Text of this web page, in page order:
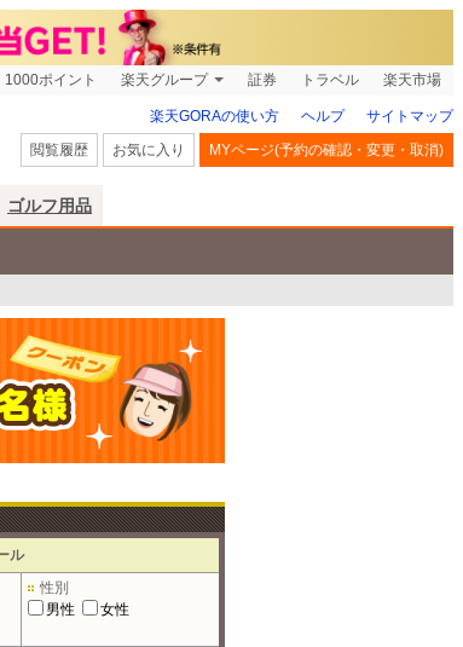
1000ポイント 楽天グループ 証券 トラベル 楽天市場
楽天GORAの使い方 ヘルプ
サイトマップ
閲覧履歴
お気に入り MYページ(予約の確認・変更・取消)
ゴルフ用品
ル
性別
男性
女性